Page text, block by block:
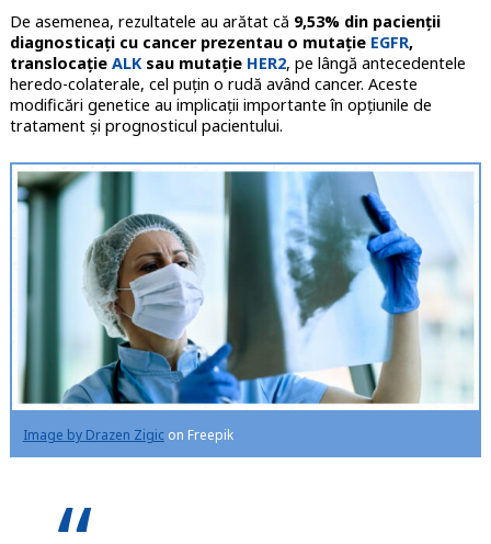
De asemenea, rezultatele au arătat că 9,53% din pacienții
diagnosticați cu cancer prezentau o mutație EGFR,
translocație ALKsau mutație HER2, pe lângă antecedentele
heredo-colaterale, cel puțin o rudă având cancer. Aceste
modificări genetice au implicații importante în opțiunile de
tratament și prognosticul pacientului.
Image by Drazen Zigicon Freepik